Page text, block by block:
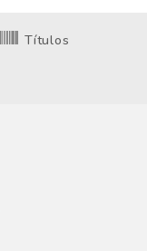
Títulos